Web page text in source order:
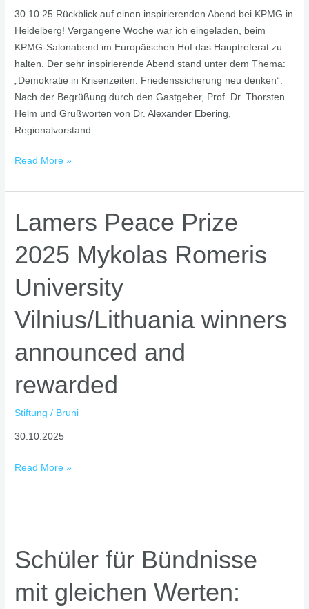
30.10.25 Rückblick auf einen inspirierenden Abend bei KPMG in
Heidelberg! Vergangene Woche war ich eingeladen, beim
KPMG-Salonabend im Europäischen Hof das Hauptreferat zu
halten. Der sehr inspirierende Abend stand unter dem Thema:
„Demokratie in Krisenzeiten: Friedenssicherung neu denken“.
Nach der Begrüßung durch den Gastgeber, Prof. Dr. Thorsten
Helm und Grußworten von Dr. Alexander Ebering,
Regionalvorstand
Read More »
Lamers Peace Prize
2025 Mykolas Romeris
University
Vilnius/Lithuania winners
announced and
rewarded
Stiftung / Bruni
30.10.2025
Lamers
Peace
Prize
2025
Mykolas
Romeris
University
Vilnius/Lithuania
winners
announced
and
rewarded
Read More »
Schüler für Bündnisse
mit gleichen Werten:
Bündnisse
mit
gleichen
Werten: